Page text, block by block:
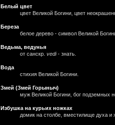
Белый цвет
цвет Великой Богини, цвет
Береза
белое дерево - символ Великой
Ведьма, ведунья
от санскр. vedi- знать.
Вода
стихия Великой Богини.
Змей (Змей Горыныч)
муж Великой Богини, бог подземных
Избушка на курьих ножках
домик на столбе, вместилище духа и